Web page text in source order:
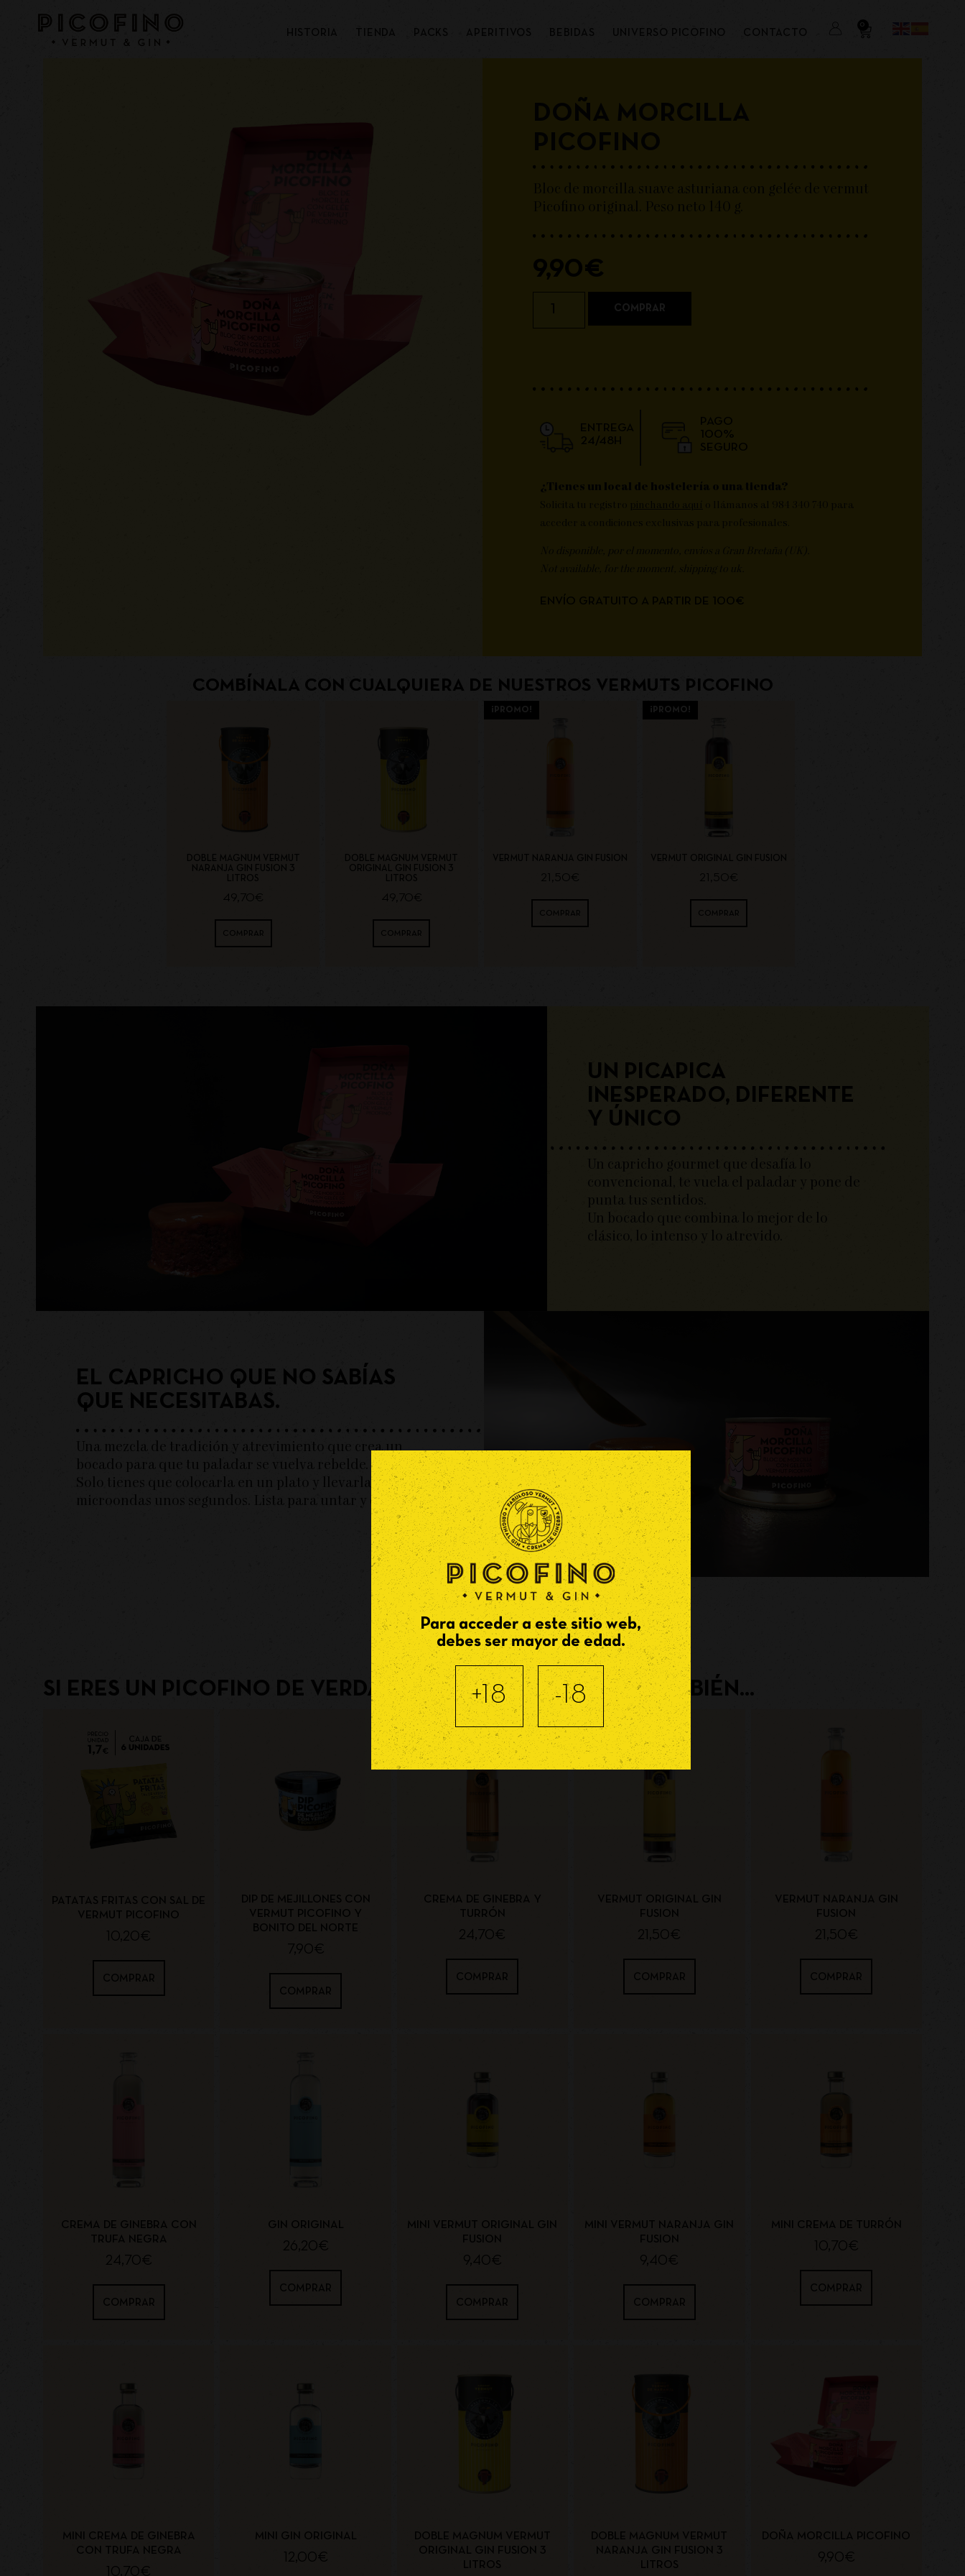
0
9,90€
COMPRAR
ENTREGA
24/48H
PAGO
100%
SEGURO
ENVÍO GRATUITO A PARTIR DE 100€
COMBÍNALA CON CUALQUIERA DE NUESTROS VERMUTS PICOFINO
DOBLE MAGNUM VERMUT
NARANJA GIN FUSION 3
LITROS
49,70€
COMPRAR
DOBLE MAGNUM VERMUT
ORIGINAL GIN FUSION 3
LITROS
49,70€
COMPRAR
¡PROMO!
VERMUT NARANJA GIN FUSION
21,50€
COMPRAR
¡PROMO!
VERMUT ORIGINAL GIN FUSION
21,50€
COMPRAR
UN PICAPICA
INESPERADO, DIFERENTE
Y ÚNICO
EL CAPRICHO QUE NO SABÍAS
QUE NECESITABAS.
Una mezcla de tradición y atrevimiento que crea un
Solo tienes que colocarla en un plato y llevarla al
microondas unos segundos. Lista para untar y disfrutar.
SI ERES UN PICOFINO DE VERDAD, DEBERÍAS DE PROBAR TAMBIÉN...
PATATAS FRITAS CON SAL DE
VERMUT PICOFINO
10,20€
COMPRAR
DIP DE MEJILLONES CON
VERMUT PICOFINO Y
BONITO DEL NORTE
7,90€
COMPRAR
CREMA DE GINEBRA Y
TURRÓN
24,70€
COMPRAR
VERMUT ORIGINAL GIN
FUSION
21,50€
COMPRAR
VERMUT NARANJA GIN
FUSION
21,50€
COMPRAR
CREMA DE GINEBRA CON
TRUFA NEGRA
24,70€
COMPRAR
GIN ORIGINAL
26,20€
COMPRAR
MINI VERMUT ORIGINAL GIN
FUSION
9,40€
COMPRAR
MINI VERMUT NARANJA GIN
FUSION
9,40€
COMPRAR
MINI CREMA DE TURRÓN
10,70€
COMPRAR
MINI CREMA DE GINEBRA
CON TRUFA NEGRA
10,70€
MINI GIN ORIGINAL
12,00€
DOBLE MAGNUM VERMUT
ORIGINAL GIN FUSION 3
LITROS
DOBLE MAGNUM VERMUT
NARANJA GIN FUSION 3
LITROS
DOÑA MORCILLA PICOFINO
9,90€
Para acceder a este sitio web,
debes ser mayor de edad.
+18 -18